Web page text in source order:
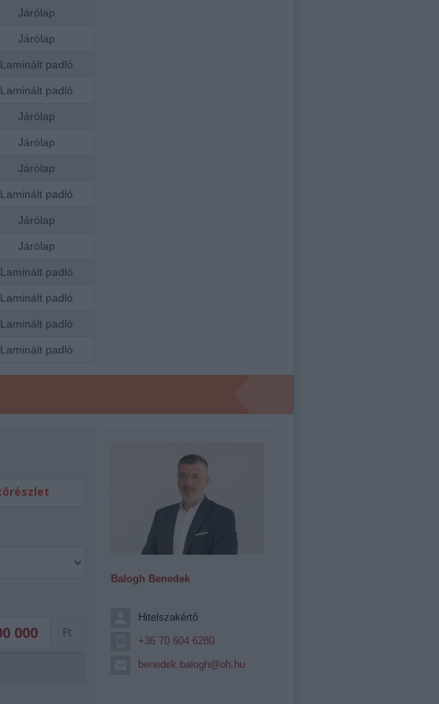
Járólap
Járólap
Laminált padló
Laminált padló
Járólap
Járólap
Járólap
Laminált padló
Járólap
Járólap
Laminált padló
Laminált padló
Laminált padló
Laminált padló
Balogh Benedek
Hitelszakértő
+36 70 604 6280
benedek.balogh@oh.hu